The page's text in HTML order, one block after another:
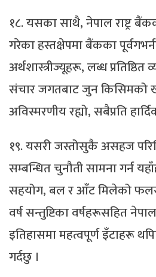
१८. यसका साथै, नेपाल राष्ट्र
गरेका हस्तक्षेपमा बैंकका
अर्थशास्त्रीज्यूहरू, लब्ध
संचार जगतबाट जुन किसिमको
अविस्मरणीय रह्यो, सबैप्रति
१९. यसरी जस्तोसुकै असहज
सम्बन्धित चुनौती सामना गर्न
सहयोग, बल र आँट मिलेको
वर्ष सन्तुष्टिका वर्षहरूसहित
इतिहासमा महत्वपूर्ण इँटाहरू
गर्दछु ।